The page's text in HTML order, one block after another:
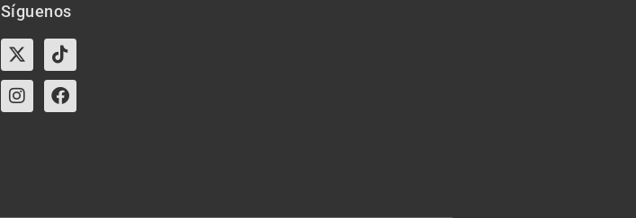
Síguenos
X-
twitter
Tiktok
InstagramFacebook